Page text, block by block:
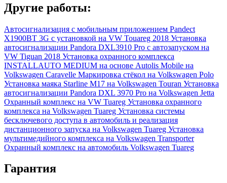
Другие работы:
Автосигнализация с мобильным приложением Pandect
X1900BT 3G с установкой на VW Touareg 2018 Установка
автосигнализации Pandora DXL3910 Pro с автозапуском на
VW Tiguan 2018 Установка охранного комплекса
INSTALLAUTO MEDIUM на основе Autolis Mobile на
Volkswagen Caravelle Маркировка стёкол на Volkswagen Polo
Установка маяка Starline M17 на Volkswagen Touran Установка
автосигнализации Pandora DXL 3970 Pro на Volkswagen Jetta
Охранный комплекс на VW Tuareg Установка охранного
комплекса на Volkswagen Tuareg Установка системы
бесключевого доступа в автомобиль и реализация
дистанционного запуска на Volkswagen Tuareg Установка
мультимедийного комплекса на Volkswagen Transporter
Охранный комплекс на автомобиль Volkswagen Tuareg
Гарантия